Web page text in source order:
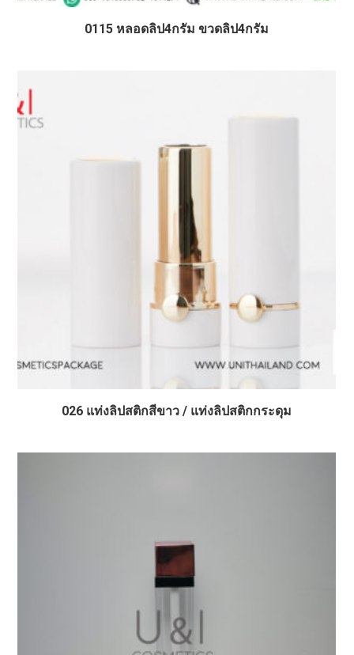
0115 หลอดลิป4กรัม ขวดลิป4กรัม
026 แท่งลิปสติกสีขาว / แท่งลิปสติกกระดุม